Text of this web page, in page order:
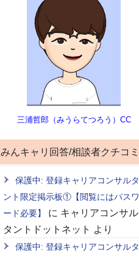
三浦哲郎（みうらてつろう）CC
みんキャリ回答/相談者クチコミ
保護中: 登録キャリアコンサルタ
ント限定掲示板①【閲覧にはパスワ
ード必要】
に キャリアコンサル
タントドットネット より
保護中: 登録キャリアコンサルタ